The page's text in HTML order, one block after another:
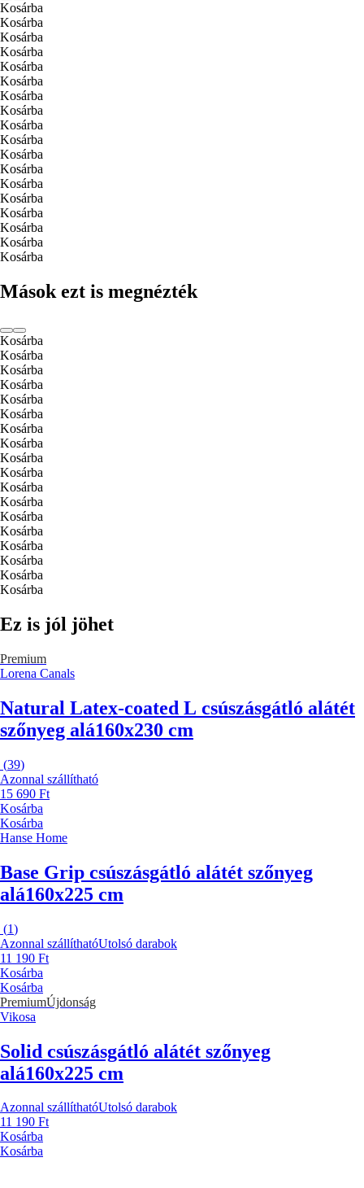
Kosárba
Kosárba
Kosárba
Kosárba
Kosárba
Kosárba
Kosárba
Kosárba
Kosárba
Kosárba
Kosárba
Kosárba
Kosárba
Kosárba
Kosárba
Kosárba
Kosárba
Kosárba
Mások ezt is megnézték
Kosárba
Kosárba
Kosárba
Kosárba
Kosárba
Kosárba
Kosárba
Kosárba
Kosárba
Kosárba
Kosárba
Kosárba
Kosárba
Kosárba
Kosárba
Kosárba
Kosárba
Kosárba
Ez is jól jöhet
Premium
Lorena Canals
Natural Latex-coated L csúszásgátló alátét
szőnyeg alá160x230 cm
(39)
Azonnal szállítható
15 690 Ft
Kosárba
Kosárba
Hanse Home
Base Grip csúszásgátló alátét szőnyeg
alá160x225 cm
(1)
Azonnal szállíthatóUtolsó darabok
11 190 Ft
Kosárba
Kosárba
PremiumÚjdonság
Vikosa
Solid csúszásgátló alátét szőnyeg
alá160x225 cm
Azonnal szállíthatóUtolsó darabok
11 190 Ft
Kosárba
Kosárba